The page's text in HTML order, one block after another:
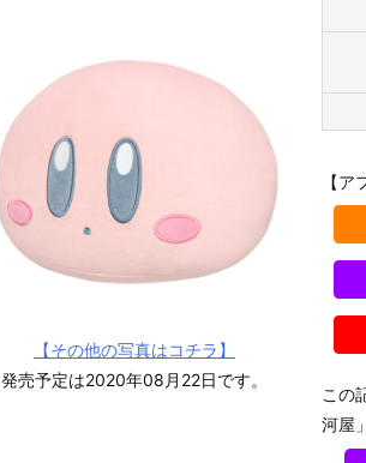
【その他の写真はコチラ】
発売予定は2020年08月22日です。
【
この
河屋